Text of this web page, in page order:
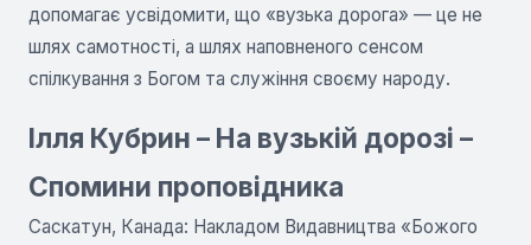
допомагає усвідомити, що «вузька дорога» — це не
шлях самотності, а шлях наповненого сенсом
спілкування з Богом та служіння своєму народу.
Ілля Кубрин – На вузькій дорозі –
Спомини проповідника
Саскатун, Канада: Накладом Видавництва «Божого